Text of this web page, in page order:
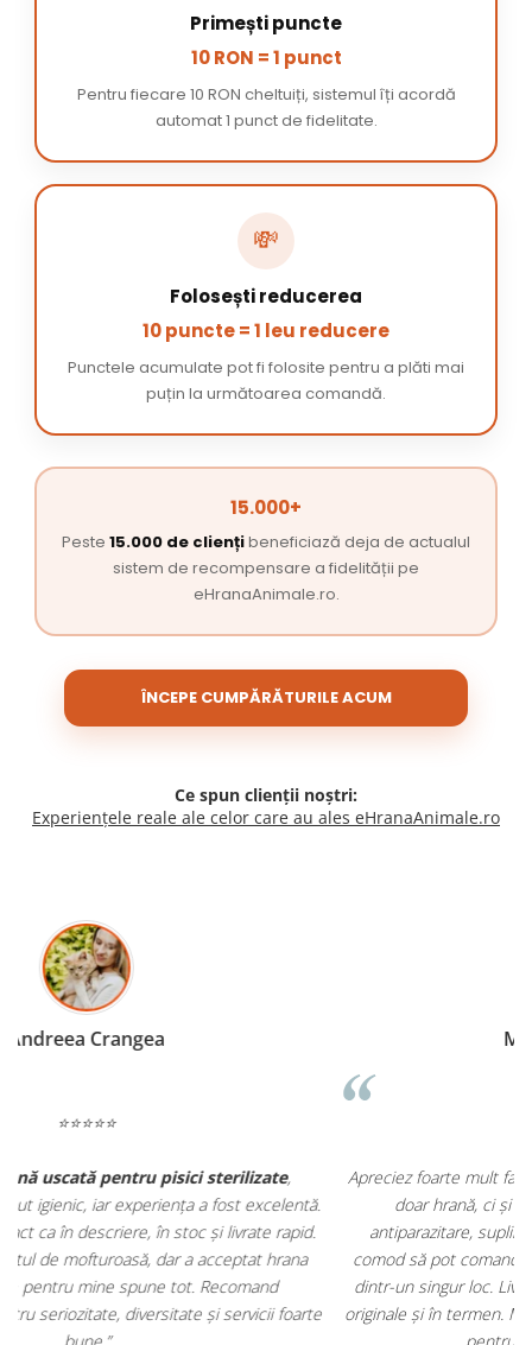
Primești puncte
10 RON = 1 punct
Pentru fiecare 10 RON cheltuiți, sistemul îți acordă
automat 1 punct de fidelitate.
💸
Folosești reducerea
10 puncte = 1 leu reducere
Punctele acumulate pot fi folosite pentru a plăti mai
puțin la următoarea comandă.
15.000+
Peste 15.000 de cliențibeneficiază deja de actualul
sistem de recompensare a fidelității pe
eHranaAnimale.ro.
ÎNCEPE CUMPĂRĂTURILE ACUM
Ce spun clienții noștri:
Experiențele reale ale celor care au ales eHranaAnimale.ro
Apreciez foarte mult faptul că peehranaanimale.rogăsesc nu
doar hrană, ci și produse dinfarmacia veterinară:
antiparazitare, suplimente și soluții de îngrijire. Este foarte
comod să pot comanda tot ce am nevoie pentru animalul meu
dintr-un singur loc. Livrarea a fost rapidă, iar produsele au fost
originale și în termen. Magazin serios, bine organizat și foarte util